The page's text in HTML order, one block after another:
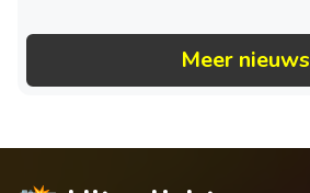
Meer nieuws